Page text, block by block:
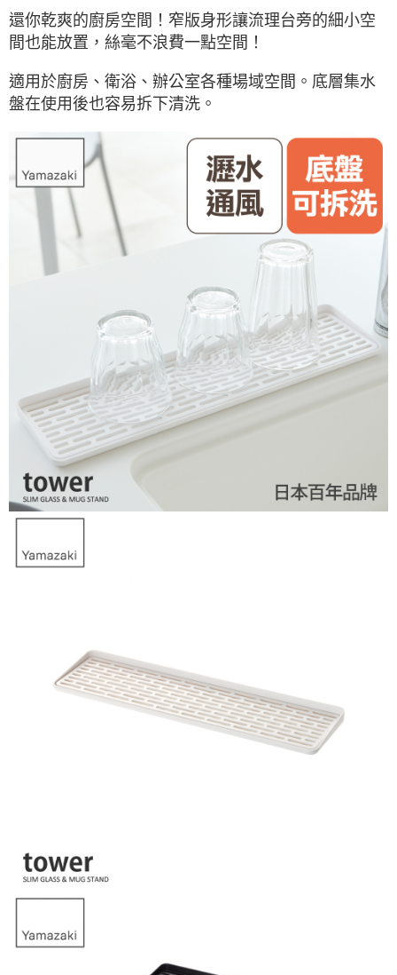
還你乾爽的廚房空間！窄版身形讓流理台旁的細小空
間也能放置，絲毫不浪費一點空間！
適用於廚房、衛浴、辦公室各種場域空間。底層集水
盤在使用後也容易拆下清洗。